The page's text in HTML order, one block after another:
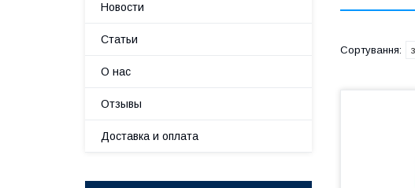
Новости
Статьи
О нас
Отзывы
Доставка и оплата